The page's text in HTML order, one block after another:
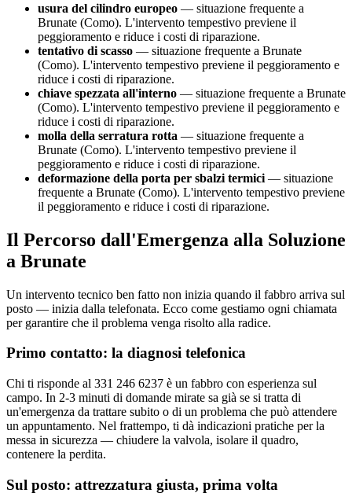
usura del cilindro europeo — situazione frequente a
Brunate (Como). L'intervento tempestivo previene il
peggioramento e riduce i costi di riparazione.
tentativo di scasso — situazione frequente a Brunate
(Como). L'intervento tempestivo previene il peggioramento e
riduce i costi di riparazione.
chiave spezzata all'interno — situazione frequente a Brunate
(Como). L'intervento tempestivo previene il peggioramento e
riduce i costi di riparazione.
molla della serratura rotta — situazione frequente a
Brunate (Como). L'intervento tempestivo previene il
peggioramento e riduce i costi di riparazione.
deformazione della porta per sbalzi termici — situazione
frequente a Brunate (Como). L'intervento tempestivo previene
il peggioramento e riduce i costi di riparazione.
Il Percorso dall'Emergenza alla Soluzione
a Brunate
Un intervento tecnico ben fatto non inizia quando il fabbro arriva sul
posto — inizia dalla telefonata. Ecco come gestiamo ogni chiamata
per garantire che il problema venga risolto alla radice.
Primo contatto: la diagnosi telefonica
Chi ti risponde al 331 246 6237 è un fabbro con esperienza sul
campo. In 2-3 minuti di domande mirate sa già se si tratta di
un'emergenza da trattare subito o di un problema che può attendere
un appuntamento. Nel frattempo, ti dà indicazioni pratiche per la
messa in sicurezza — chiudere la valvola, isolare il quadro,
contenere la perdita.
Sul posto: attrezzatura giusta, prima volta